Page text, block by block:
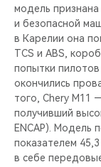
модель
и безопасной
в Карелии она
TCS и ABS,
попытки
окончились
того, Chery M11
получивший
ENCAP). Модель
показателем
в себе